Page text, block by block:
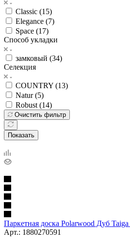
Classic (15)
Elegance (7)
Space (17)
Способ укладки
замковый (34)
Селекция
COUNTRY (13)
Natur (5)
Robust (14)
Очистить фильтр
Показать
Паркетная доска Polarwood Дуб Taiga
Арт.: 1880270591